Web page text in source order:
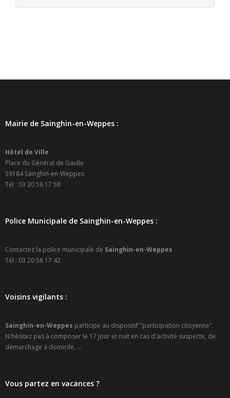
- - Micro-Crèches Atomes Crèchus
- - Micro-Crèches Léa et Léo / Hapili
- - - Hapili Gare par Léa et Léo
- Portail Famille
- Horaires d’ouverture
- - Passeport
Mairie de Sainghin-en-Weppes :
Hôtel de Ville
Place du Général de Gaulle
59184 Sainghin-en-Weppes
Tél : 03 20 58 17 58
Police Municipale de Sainghin-en-Weppes :
Contactez la police municipale de Sainghin-en-Weppes
Tél : 03 20 58 17 42
Voisins vigilants :
Sainghin-en-Weppes participe au dispositif "participation citoyenne".
N'hésitez pas à composer le 17 jour et nuit en cas d'activité suspecte, de
démarchage à domicile, ...
Vous partez en vacances ?